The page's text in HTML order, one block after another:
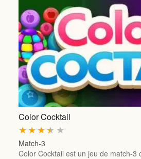
Color Cocktail
★
★
★
★
★
Match-3
Color Cocktail est un jeu de match-